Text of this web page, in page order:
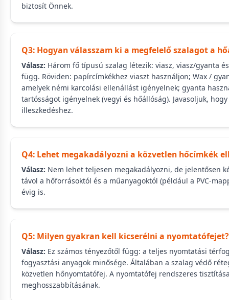
biztosít Önnek.
Q3: Hogyan válasszam ki a megfelelő szalagot a
Válasz: Három fő típusú szalag létezik: viasz, viasz/gyanta
függ. Röviden: papírcímkékhez viaszt használjon; Wax /
amelyek némi karcolási ellenállást igényelnek; gyanta
tartósságot igényelnek (vegyi és hőállóság). Javasoljuk,
illeszkedéshez.
Q4: Lehet megakadályozni a közvetlen hőcímkék
Válasz: Nem lehet teljesen megakadályozni, de jelentősen
távol a hőforrásoktól és a műanyagoktól (például a PVC-
évig is.
Q5: Milyen gyakran kell kicserélni a nyomtatófejet?
Válasz: Ez számos tényezőtől függ: a teljes nyomtatási
fogyasztási anyagok minősége. Általában a szalag védő
közvetlen hőnyomtatófej. A nyomtatófej rendszeres
meghosszabbításának.